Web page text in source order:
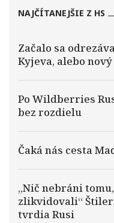
NAJČÍTANEJŠIE Z HS
Začalo sa
Kyjeva, alebo
Po Wildberries
bez rozdielu
Čaká nás cesta
„Nič nebráni
zlikvidovali“
tvrdia Rusi